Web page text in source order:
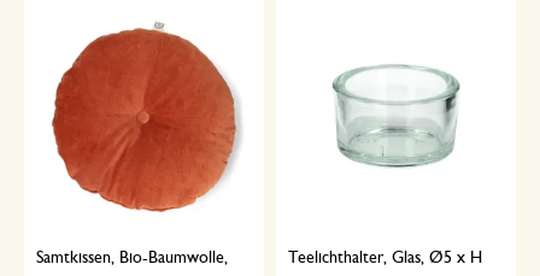
Samtkissen, Bio-Baumwolle,
Teelichthalter, Glas, Ø5 x H